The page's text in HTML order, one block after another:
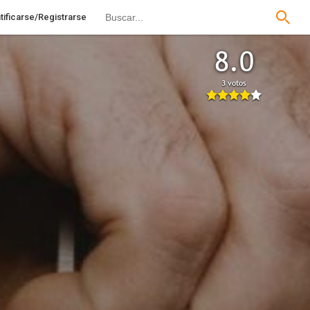
Registrarse
8.0
3 votos